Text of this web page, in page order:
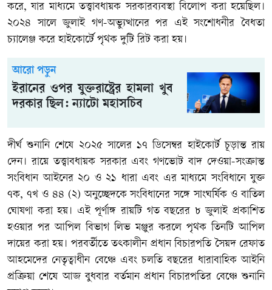
করে, যার মাধ্যমে তত্ত্বাবধায়ক সরকারব্যবস্থা বিলোপ করা হয়েছিল।
২০২৪ সালে জুলাই গণ-অভ্যুত্থানের পর এই সংশোধনীর বৈধতা
চ্যালেঞ্জ করে হাইকোর্টে পৃথক দুটি রিট করা হয়।
আরো পড়ুন
ইরানের ওপর যুক্তরাষ্ট্রের হামলা খুব
দরকার ছিল: ন্যাটো মহাসচিব
দীর্ঘ শুনানি শেষে ২০২৫ সালের ১৭ ডিসেম্বর হাইকোর্ট চূড়ান্ত রায়
দেন। রায়ে তত্ত্বাবধায়ক সরকার এবং গণভোট বাদ দেওয়া-সংক্রান্ত
সংবিধান আইনের ২০ ও ২১ ধারা এবং এর মাধ্যমে সংবিধানে যুক্ত
৭ক, ৭খ ও ৪৪ (২) অনুচ্ছেদকে সংবিধানের সঙ্গে সাংঘর্ষিক ও বাতিল
ঘোষণা করা হয়। এই পূর্ণাঙ্গ রায়টি গত বছরের ৮ জুলাই প্রকাশিত
হওয়ার পর আপিল বিভাগ লিভ মঞ্জুর করলে পৃথক তিনটি আপিল
দায়ের করা হয়। পরবর্তীতে তৎকালীন প্রধান বিচারপতি সৈয়দ রেফাত
আহমেদের নেতৃত্বাধীন বেঞ্চে এবং চলতি বছরের ধারাবাহিক আইনি
প্রক্রিয়া শেষে আজ বুধবার বর্তমান প্রধান বিচারপতির বেঞ্চে শুনানি